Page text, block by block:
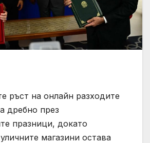
ръст на онлайн разходите
дребно през
празници, докато
магазини остава